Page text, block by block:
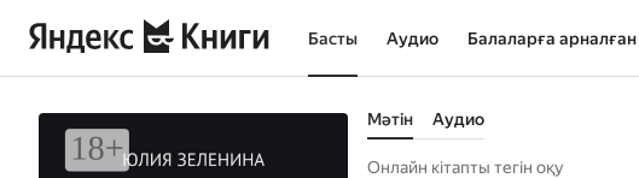
Басты Аудио Балаларға арналған
Мәтін Аудио
Онлайн кітапты тегін оқу